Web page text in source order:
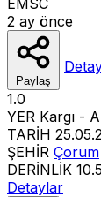
2 ay önce
Paylaş
1.0
YER Kargı -
TARİH
ŞEHİR Çorum
DERİNLİK
Detaylar